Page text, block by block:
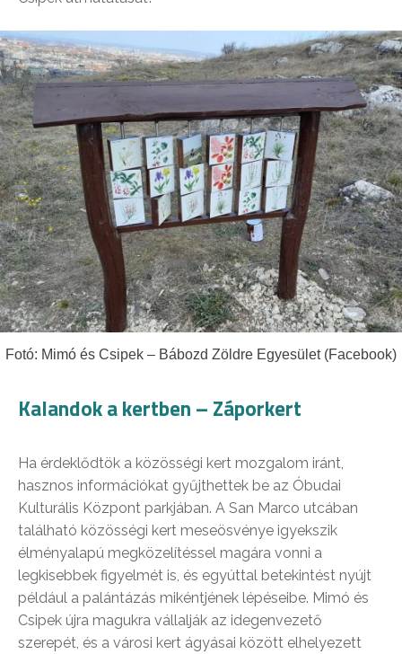
Fotó: Mimó és Csipek – Bábozd Zöldre Egyesület (Facebook)
Kalandok a kertben – Záporkert
Ha érdeklődtök a közösségi kert mozgalom iránt,
hasznos információkat gyűjthettek be az Óbudai
Kulturális Központ parkjában. A San Marco utcában
található közösségi kert meseösvénye igyekszik
élményalapú megközelítéssel magára vonni a
legkisebbek figyelmét is, és egyúttal betekintést nyújt
például a palántázás mikéntjének lépéseibe. Mimó és
Csipek újra magukra vállalják az idegenvezető
szerepét, és a városi kert ágyásai között elhelyezett